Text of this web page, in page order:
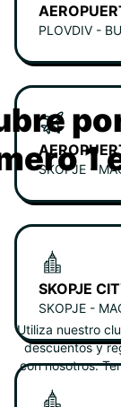
PLOVDIV -
SKOPJE -
SKOPJE
SKOPJE -
1
Utiliza nuestro
descuentos y
con nosotros.